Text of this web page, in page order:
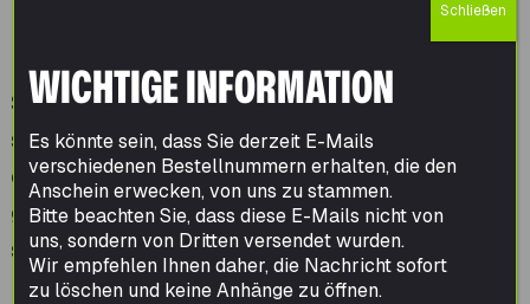
Flüssigkeitsanteil eignen sich die
Salmacon Melassierer. Zwei gegenläufige,
schnell rotierende Mischwellen sorgen für
einen besonders hohen Mischeffekt bei
gleichzeitig hoher Durchsatzleistung –
selbst bei anspruchsvollen Rezepturen mit
Melasse, Fetten oder anderen viskosen
WICHTIGE INFORMATION
Es könnte sein, dass Sie derzeit E-Mails
verschiedenen Bestellnummern erhalten, die den
Anschein erwecken, von uns zu stammen.
Bitte beachten Sie, dass diese E-Mails nicht von
uns, sondern von Dritten versendet wurden.
Wir empfehlen Ihnen daher, die Nachricht sofort
zu löschen und keine Anhänge zu öffnen.
Schließen